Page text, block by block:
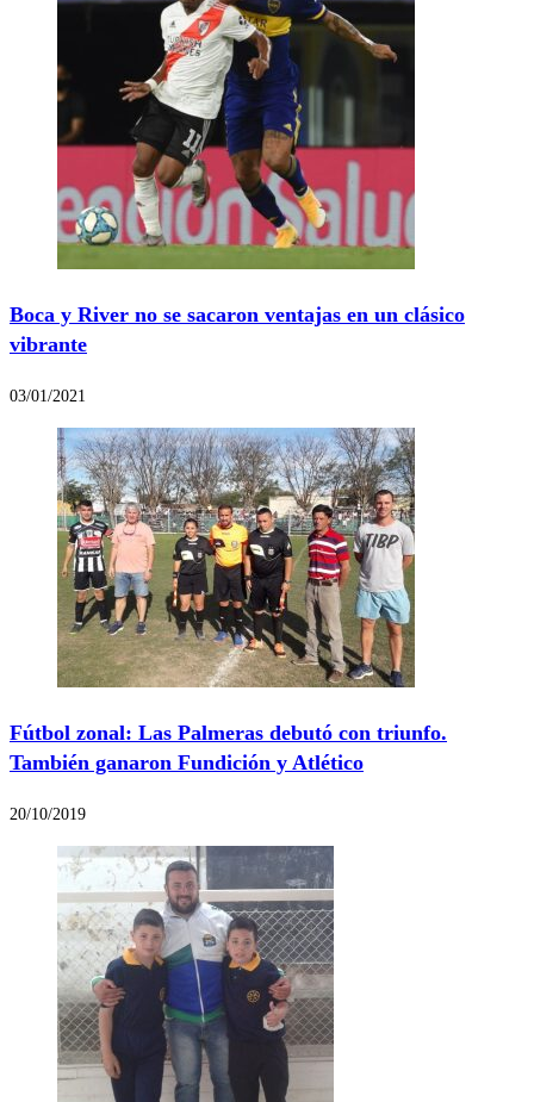
Boca y River no se sacaron ventajas en un clásico
vibrante
03/01/2021
Fútbol zonal: Las Palmeras debutó con triunfo.
También ganaron Fundición y Atlético
20/10/2019